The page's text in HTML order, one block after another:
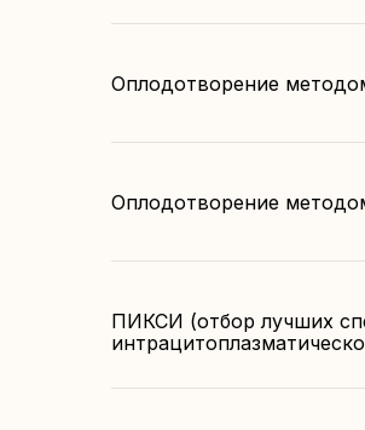
Оплодотворение
Оплодотворение
ПИКСИ (отбор лучших